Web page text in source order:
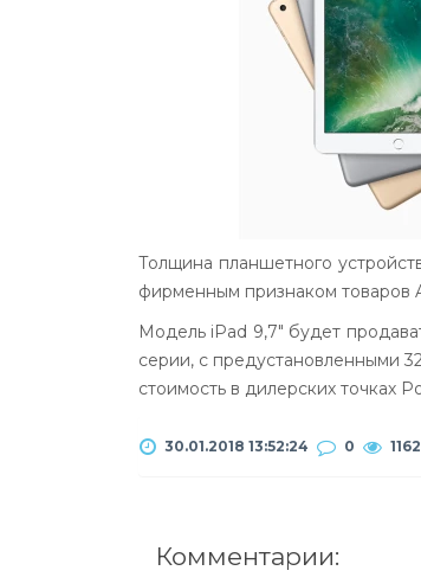
Толщина планшетного
фирменным признаком товаров
Модель iPad 9,7" будет
серии, с предустановленными
стоимость в дилерских точках
30.01.2018 13:52:24 0 1162
Комментарии: